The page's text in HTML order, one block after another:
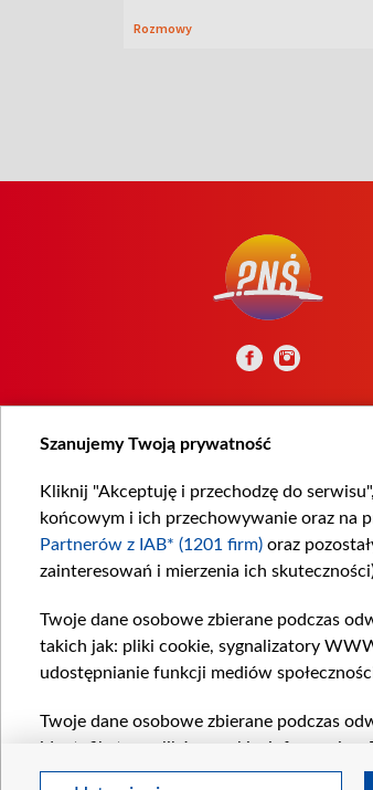
Rozmowy
Szanujemy Twoją prywatność
Kliknij "Akceptuję i przechodzę do
końcowym i ich przechowywanie oraz na
Partnerów z IAB* (1201 firm) oraz
zainteresowań i mierzenia ich
Twoje dane osobowe zbierane podczas
takich jak: pliki cookie, sygnalizatory
udostępnianie funkcji mediów
Twoje dane osobowe zbierane podczas
identyfikatory plików cookie, informacje o
pozostałychZaufanych Partnerów TVP